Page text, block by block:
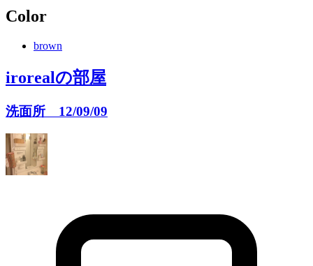
Color
brown
irorealの部屋
洗面所 12/09/09